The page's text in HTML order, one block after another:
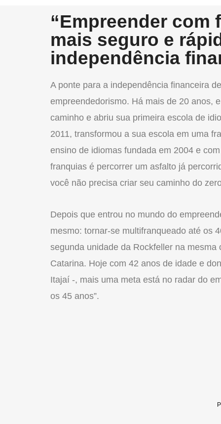
“Empreender com
mais seguro e
independência
A ponte para a independência financeira
empreendedorismo. Há mais de 20 anos,
caminho e abriu sua primeira escola de
2011, transformou a sua escola em uma
ensino de idiomas fundada em 2004 e
franquias é percorrer um asfalto já
você não precisa criar seu caminho do
Depois que entrou no mundo do
mesmo: tornar-se multifranqueado até os
segunda unidade da Rockfeller na
Catarina. Hoje com 42 anos de idade e
Itajaí -, mais uma meta está no radar do
os 45 anos”.